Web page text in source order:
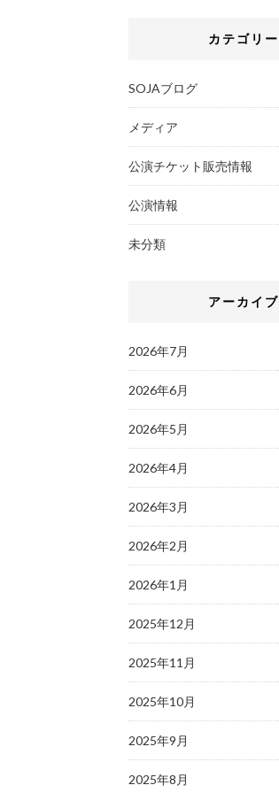
カテゴリー
SOJAブログ
メディア
公演チケット販売情報
公演情報
未分類
アーカイブ
2026年7月
2026年6月
2026年5月
2026年4月
2026年3月
2026年2月
2026年1月
2025年12月
2025年11月
2025年10月
2025年9月
2025年8月